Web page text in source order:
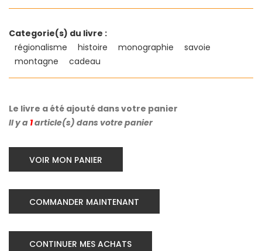
Categorie(s) du livre :
régionalisme
histoire monographie
savoie
montagne
cadeau
Le livre a été ajouté dans votre panier
Il y a 1article(s) dans votre panier
VOIR MON PANIER
COMMANDER MAINTENANT
CONTINUER MES ACHATS